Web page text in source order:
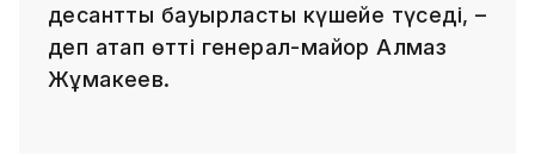
десанттық бауырластық күшейе түседі, –
деп атап өтті генерал-майор Алмаз
Жұмакеев.